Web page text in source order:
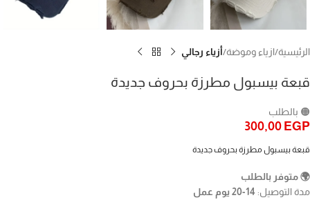
الرئيسية ازياء وموضة أزياء رجالي
قبعة بيسبول مطرزة بحروف جديدة
🟠 بالطلب
300,00 EGP
قبعة بيسبول مطرزة بحروف جديدة
🌍 متوفر بالطلب
مدة التوصيل: 14-20 يوم عمل